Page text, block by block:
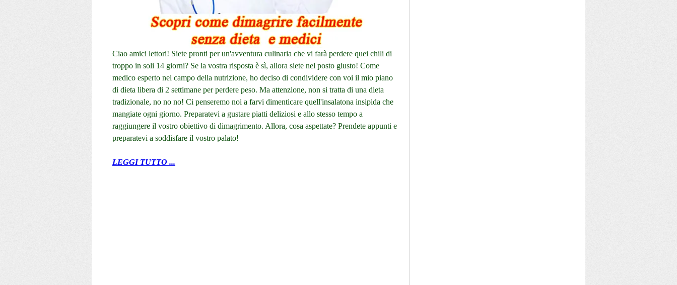
Ciao amici lettori! Siete pronti per un'avventura culinaria che vi farà perdere quei chili di
troppo in soli 14 giorni? Se la vostra risposta è sì, allora siete nel posto giusto! Come
medico esperto nel campo della nutrizione, ho deciso di condividere con voi il mio piano
di dieta libera di 2 settimane per perdere peso. Ma attenzione, non si tratta di una dieta
tradizionale, no no no! Ci penseremo noi a farvi dimenticare quell'insalatona insipida che
mangiate ogni giorno. Preparatevi a gustare piatti deliziosi e allo stesso tempo a
raggiungere il vostro obiettivo di dimagrimento. Allora, cosa aspettate? Prendete appunti e
preparatevi a soddisfare il vostro palato!
LEGGI TUTTO ...